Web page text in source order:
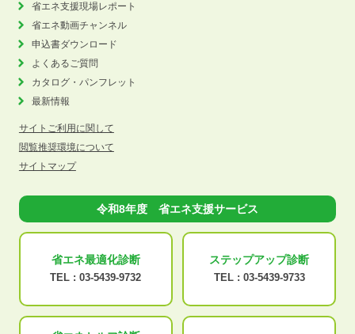
省エネ支援現場レポート
省エネ動画チャンネル
申込書ダウンロード
よくあるご質問
カタログ・パンフレット
最新情報
サイトご利用に関して
閲覧推奨環境について
サイトマップ
令和8年度 省エネ支援サービス
省エネ最適化診断
TEL : 03-5439-9732
ステップアップ診断
TEL : 03-5439-9733